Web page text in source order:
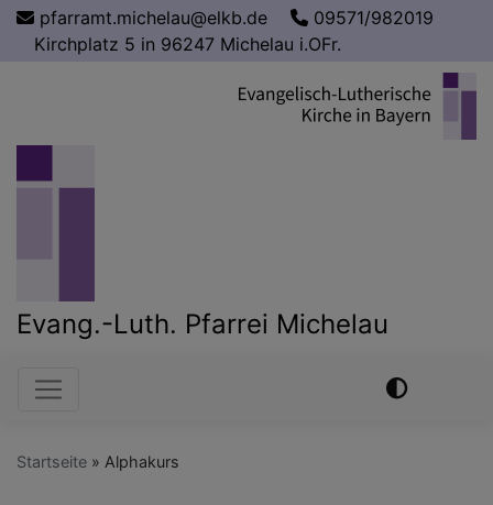
Direktpfarramt.michelau@elkb.de
09571/982019
Kirchplatz 5 in 96247 Michelau i.OFr.
Evang.-Luth. Pfarrei Michelau
Hauptnavigation
Startseite Alphakurs